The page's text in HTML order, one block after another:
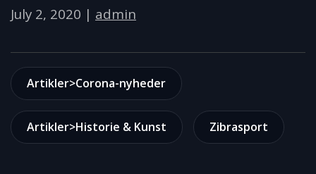
July 2, 2020 | admin
Artikler>Corona-nyheder
Artikler>Historie & Kunst Zibrasport